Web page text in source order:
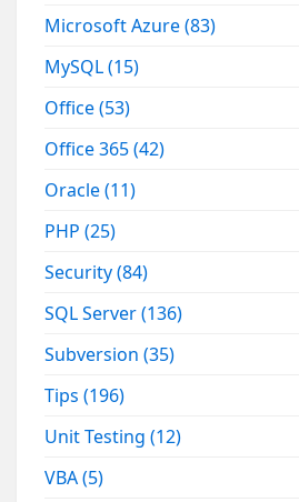
Microsoft Azure(83)
MySQL(15)
Office(53)
Office 365(42)
Oracle(11)
PHP(25)
Security(84)
SQL Server(136)
Subversion(35)
Tips(196)
Unit Testing(12)
VBA(5)